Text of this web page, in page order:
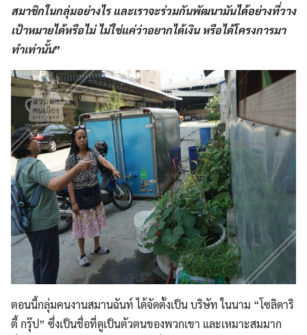
สมาชิกในกลุ่มอย่างไร และเราจะร่วมกันพัฒนามันได้อย่างที่วาง
เป้าหมายได้หรือไม่ ไม่ใช่แค่ว่าอยากได้เงิน หรือได้โครงการมา
ทำเท่านั้น”
ตอนนี้กลุ่มคนงานสมานฉันท์ ได้จัดตั้งเป็น บริษัท ในนาม “โซลิดาริ
ตี้ กรุ๊ป” ซึ่งเป็นชื่อที่ดูเป็นตัวตนของพวกเขา และเหมาะสมมาก